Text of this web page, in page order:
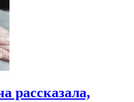
рассказала,